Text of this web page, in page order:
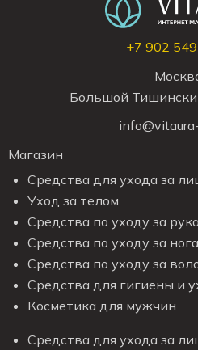
+7 902
Большой
Магазин
Средства для ухода за
Уход за телом
Средства по уходу за
Средства по уходу за
Средства по уходу за
Средства для гигиены и
Косметика для мужчин
Средства для ухода за